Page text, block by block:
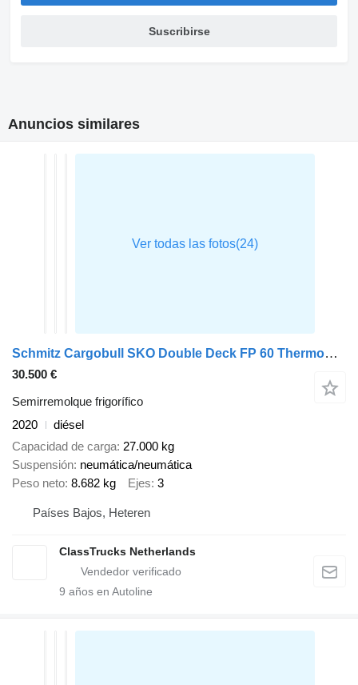
Suscribirse
Anuncios similares
Schmitz Cargobull SKO Double Deck FP 60 ThermoKing SLXi 300
30.500 €
Semirremolque frigorífico
2020
diésel
Capacidad de carga 27.000 kg
Suspensión neumática/neumática
Peso neto 8.682 kg Ejes 3
Países Bajos, Heteren
ClassTrucks Netherlands
9 años en Autoline